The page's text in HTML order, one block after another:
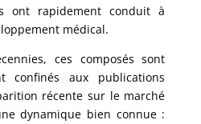
ont rapidement conduit à
médical.
ces composés sont
confinés aux publications
récente sur le marché
dynamique bien connue :